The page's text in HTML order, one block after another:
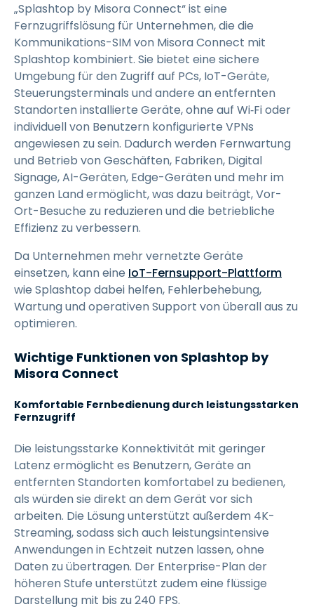
„Splashtop by Misora Connect“ ist eine
Fernzugriffslösung für Unternehmen, die die
Kommunikations-SIM von Misora Connect mit
Splashtop kombiniert. Sie bietet eine sichere
Umgebung für den Zugriff auf PCs, IoT-Geräte,
Steuerungsterminals und andere an entfernten
Standorten installierte Geräte, ohne auf Wi‑Fi oder
individuell von Benutzern konfigurierte VPNs
angewiesen zu sein. Dadurch werden Fernwartung
und Betrieb von Geschäften, Fabriken, Digital
Signage, AI-Geräten, Edge-Geräten und mehr im
ganzen Land ermöglicht, was dazu beiträgt, Vor-
Ort-Besuche zu reduzieren und die betriebliche
Effizienz zu verbessern.
Da Unternehmen mehr vernetzte Geräte
einsetzen, kann eine IoT-Fernsupport-Plattform
wie Splashtop dabei helfen, Fehlerbehebung,
Wartung und operativen Support von überall aus zu
optimieren.
Wichtige Funktionen von Splashtop by
Misora Connect
Komfortable Fernbedienung durch leistungsstarken
Fernzugriff
Die leistungsstarke Konnektivität mit geringer
Latenz ermöglicht es Benutzern, Geräte an
entfernten Standorten komfortabel zu bedienen,
als würden sie direkt an dem Gerät vor sich
arbeiten. Die Lösung unterstützt außerdem 4K-
Streaming, sodass sich auch leistungsintensive
Anwendungen in Echtzeit nutzen lassen, ohne
Daten zu übertragen. Der Enterprise-Plan der
höheren Stufe unterstützt zudem eine flüssige
Darstellung mit bis zu 240 FPS.